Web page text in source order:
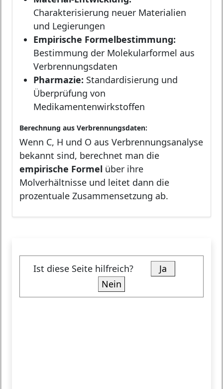
Charakterisierung neuer Materialien
und Legierungen
Empirische Formelbestimmung:
Bestimmung der Molekularformel aus
Verbrennungsdaten
Pharmazie: Standardisierung und
Überprüfung von
Medikamentenwirkstoffen
Berechnung aus Verbrennungsdaten:
Wenn C, H und O aus Verbrennungsanalyse
bekannt sind, berechnet man die
empirische Formel über ihre
Molverhältnisse und leitet dann die
prozentuale Zusammensetzung ab.
Ist diese Seite hilfreich?
Ja
Nein